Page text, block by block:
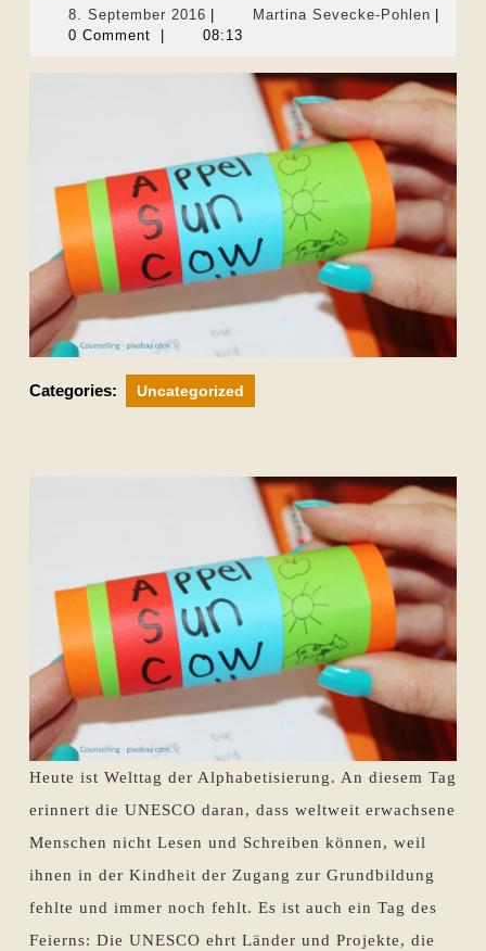
8. September 2016 8.
September
Martina Sevecke-PohlenMartina
0 Comment
08:13
Categories: Uncategorized
Heute ist Welttag der Alphabetisierung. An diesem Tag
erinnert die UNESCO daran, dass weltweit erwachsene
Menschen nicht Lesen und Schreiben können, weil
ihnen in der Kindheit der Zugang zur Grundbildung
fehlte und immer noch fehlt. Es ist auch ein Tag des
Feierns: Die UNESCO ehrt Länder und Projekte, die